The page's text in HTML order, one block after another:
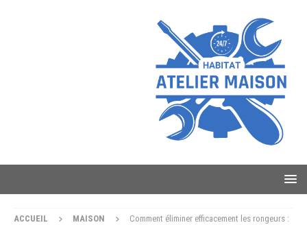
ACCUEIL MAISON
Comment éliminer efficacement les rongeurs :